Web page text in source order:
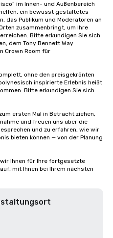
im Innen- und Außenbereich
ein bewusst gestaltetes
das Publikum und Moderatoren an
zusammenbringt, um Ihre
Bitte erkundigen Sie sich
dem Tony Bennett Way
Crown Room für
ohne den preisgekrönten
inspirierte Erlebnis heißt
Bitte erkundigen Sie sich
ersten Mal in Betracht ziehen,
und freuen uns über die
und zu erfahren, wie wir
bieten können — von der Planung
Ihnen für Ihre fortgesetzte
mit Ihnen bei Ihrem nächsten